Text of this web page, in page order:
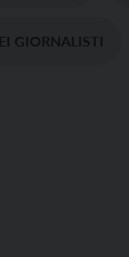
GIORNALISTI